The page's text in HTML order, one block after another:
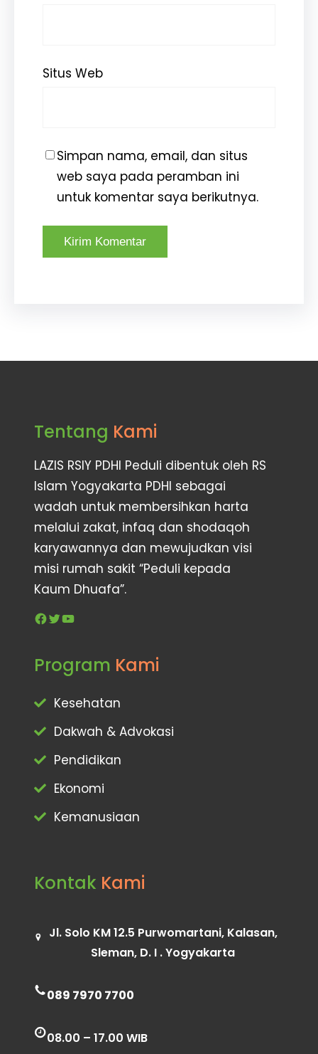
Situs Web
Simpan nama, email, dan situs
web saya pada peramban ini
untuk komentar saya berikutnya.
Tentang Kami
LAZIS RSIY PDHI Peduli dibentuk oleh RS
Islam Yogyakarta PDHI sebagai
wadah untuk membersihkan harta
melalui zakat, infaq dan shodaqoh
karyawannya dan mewujudkan visi
misi rumah sakit “Peduli kepada
Kaum Dhuafa”.
Program Kami
Kesehatan
Dakwah & Advokasi
Pendidikan
Ekonomi
Kemanusiaan
Kontak Kami
Jl. Solo KM 12.5 Purwomartani, Kalasan,
Sleman, D. I . Yogyakarta
089 7970 7700
08.00 – 17.00 WIB